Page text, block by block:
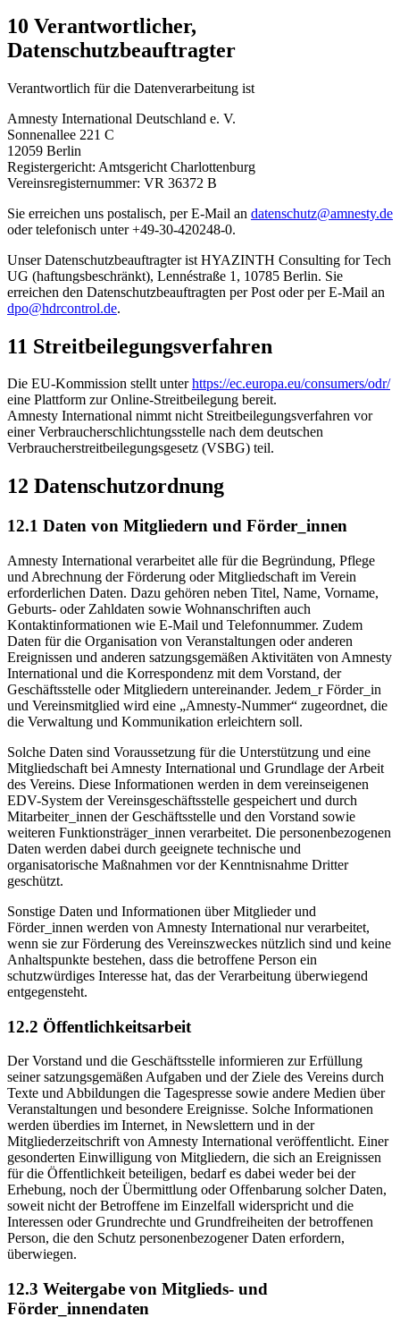
10 Verantwortlicher,
Datenschutzbeauftragter
Verantwortlich für die Datenverarbeitung ist
Amnesty International Deutschland e. V.
Sonnenallee 221 C
12059 Berlin
Registergericht: Amtsgericht Charlottenburg
Vereinsregisternummer: VR 36372 B
Sie erreichen uns postalisch, per E-Mail an datenschutz@amnesty.de
oder telefonisch unter +49-30-420248-0.
Unser Datenschutzbeauftragter ist HYAZINTH Consulting for Tech
UG (haftungsbeschränkt), Lennéstraße 1, 10785 Berlin. Sie
erreichen den Datenschutzbeauftragten per Post oder per E-Mail an
dpo@hdrcontrol.de.
11 Streitbeilegungsverfahren
Die EU-Kommission stellt unterhttps://ec.europa.eu/consumers/odr/
eine Plattform zur Online-Streitbeilegung bereit.
Amnesty International nimmt nicht Streitbeilegungsverfahren vor
einer Verbraucherschlichtungsstelle nach dem deutschen
Verbraucherstreitbeilegungsgesetz (VSBG) teil.
12 Datenschutzordnung
12.1 Daten von Mitgliedern und Förder_innen
Amnesty International verarbeitet alle für die Begründung, Pflege
und Abrechnung der Förderung oder Mitgliedschaft im Verein
erforderlichen Daten. Dazu gehören neben Titel, Name, Vorname,
Geburts- oder Zahldaten sowie Wohnanschriften auch
Kontaktinformationen wie E-Mail und Telefonnummer. Zudem
Daten für die Organisation von Veranstaltungen oder anderen
Ereignissen und anderen satzungsgemäßen Aktivitäten von Amnesty
International und die Korrespondenz mit dem Vorstand, der
Geschäftsstelle oder Mitgliedern untereinander. Jedem_r Förder_in
und Vereinsmitglied wird eine „Amnesty-Nummer“ zugeordnet, die
die Verwaltung und Kommunikation erleichtern soll.
Solche Daten sind Voraussetzung für die Unterstützung und eine
Mitgliedschaft bei Amnesty International und Grundlage der Arbeit
des Vereins. Diese Informationen werden in dem vereinseigenen
EDV-System der Vereinsgeschäftsstelle gespeichert und durch
Mitarbeiter_innen der Geschäftsstelle und den Vorstand sowie
weiteren Funktionsträger_innen verarbeitet. Die personenbezogenen
Daten werden dabei durch geeignete technische und
organisatorische Maßnahmen vor der Kenntnisnahme Dritter
geschützt.
Sonstige Daten und Informationen über Mitglieder und
Förder_innen werden von Amnesty International nur verarbeitet,
wenn sie zur Förderung des Vereinszweckes nützlich sind und keine
Anhaltspunkte bestehen, dass die betroffene Person ein
schutzwürdiges Interesse hat, das der Verarbeitung überwiegend
entgegensteht.
12.2 Öffentlichkeitsarbeit
Der Vorstand und die Geschäftsstelle informieren zur Erfüllung
seiner satzungsgemäßen Aufgaben und der Ziele des Vereins durch
Texte und Abbildungen die Tagespresse sowie andere Medien über
Veranstaltungen und besondere Ereignisse. Solche Informationen
werden überdies im Internet, in Newslettern und in der
Mitgliederzeitschrift von Amnesty International veröffentlicht. Einer
gesonderten Einwilligung von Mitgliedern, die sich an Ereignissen
für die Öffentlichkeit beteiligen, bedarf es dabei weder bei der
Erhebung, noch der Übermittlung oder Offenbarung solcher Daten,
soweit nicht der Betroffene im Einzelfall widerspricht und die
Interessen oder Grundrechte und Grundfreiheiten der betroffenen
Person, die den Schutz personenbezogener Daten erfordern,
überwiegen.
12.3 Weitergabe von Mitglieds- und
Förder_innendaten